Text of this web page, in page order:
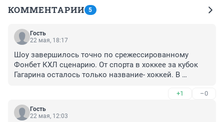
КОММЕНТАРИИ 5
Гость
22 мая, 18:17
Шоу завершилось точно по срежессированному
Фонбет КХЛ сценарию. От спорта в хоккее за кубок
Гагарина осталось только название- хоккей. В
нет. Локомотив не самая лучшая команда. И это не
заслуженный кубок!!!!
+1 –0
Гость
22 мая, 12:03